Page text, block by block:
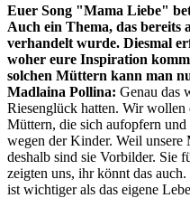
Euer Song "Mama Liebe"
Auch ein Thema, das bereits
verhandelt wurde. Diesmal
woher eure Inspiration
solchen Müttern kann man
Madlaina Pollina: Genau das
Riesenglück hatten. Wir wollen
Müttern, die sich aufopfern
wegen der Kinder. Weil unsere
deshalb sind sie Vorbilder. Sie
zeigten uns, ihr könnt das
ist wichtiger als das eigene